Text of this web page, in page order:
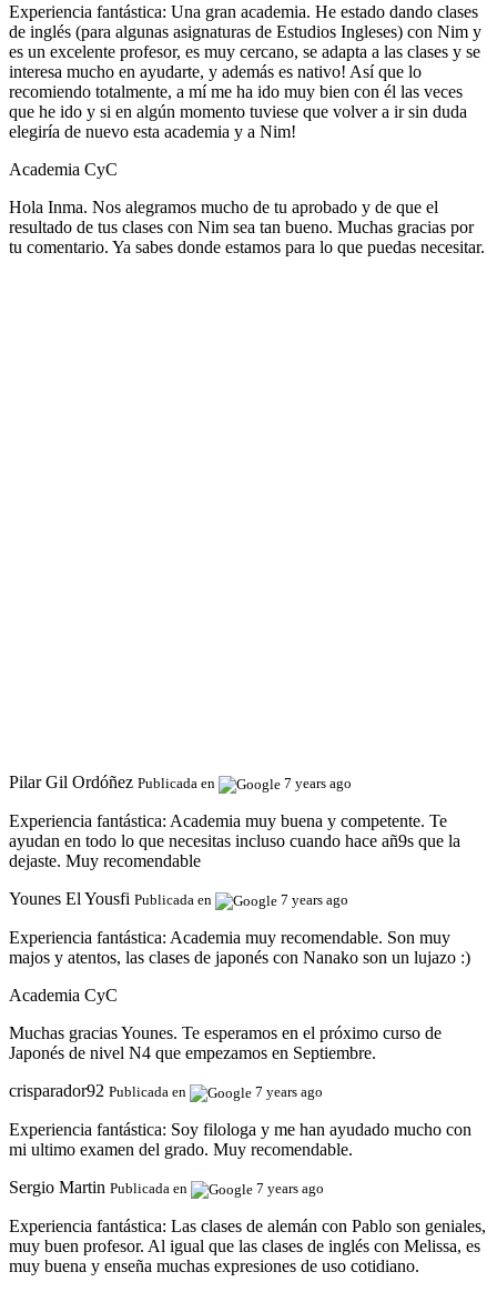
Experiencia fantástica: Una gran academia. He estado dando clases
de inglés (para algunas asignaturas de Estudios Ingleses) con Nim y
es un excelente profesor, es muy cercano, se adapta a las clases y se
interesa mucho en ayudarte, y además es nativo! Así que lo
recomiendo totalmente, a mí me ha ido muy bien con él las veces
que he ido y si en algún momento tuviese que volver a ir sin duda
elegiría de nuevo esta academia y a Nim!
Academia CyC
Hola Inma. Nos alegramos mucho de tu aprobado y de que el
resultado de tus clases con Nim sea tan bueno. Muchas gracias por
tu comentario. Ya sabes donde estamos para lo que puedas necesitar.
Pilar Gil Ordóñez Publicada en 7 years ago
Experiencia fantástica: Academia muy buena y competente. Te
ayudan en todo lo que necesitas incluso cuando hace añ9s que la
dejaste. Muy recomendable
Younes El Yousfi Publicada en 7 years ago
Experiencia fantástica: Academia muy recomendable. Son muy
majos y atentos, las clases de japonés con Nanako son un lujazo :)
Academia CyC
Muchas gracias Younes. Te esperamos en el próximo curso de
Japonés de nivel N4 que empezamos en Septiembre.
crisparador92 Publicada en 7 years ago
Experiencia fantástica: Soy filologa y me han ayudado mucho con
mi ultimo examen del grado. Muy recomendable.
Sergio Martin Publicada en 7 years ago
Experiencia fantástica: Las clases de alemán con Pablo son geniales,
muy buen profesor. Al igual que las clases de inglés con Melissa, es
muy buena y enseña muchas expresiones de uso cotidiano.